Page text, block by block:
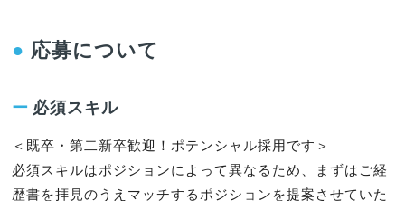
● 応募について
ー 必須スキル
＜既卒・第二新卒歓迎！ポテンシャル採用です＞
必須スキルはポジションによって異なるため、まずはご経
歴書を拝見のうえマッチするポジションを提案させていた